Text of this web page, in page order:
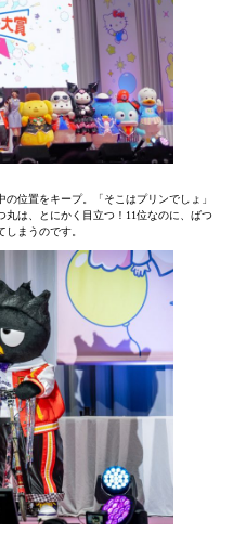
位置をキープ。「そこはプリンでしょ」
丸は、とにかく目立つ！11位なのに、ばつ
まうのです。